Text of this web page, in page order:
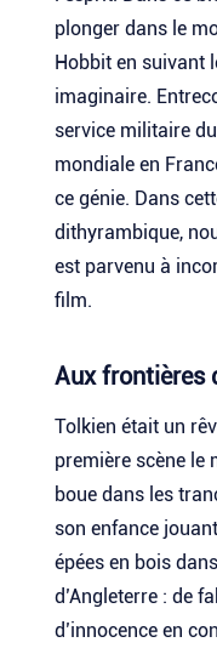
plonger dans le
Hobbit en suivant
imaginaire.
service militaire
mondiale en
ce génie. Dans
dithyrambique,
est parvenu à
film.
Aux frontières
Tolkien était un
première scène le
boue dans les
son enfance
épées en bois
d’Angleterre : de
d’innocence en